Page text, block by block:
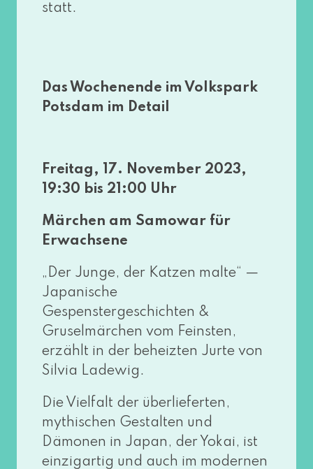
statt.
Das Wochenende im Volkspark
Potsdam im Detail
Freitag, 17. November 2023,
19:30 bis 21:00 Uhr
Märchen am Samowar für
Erwachsene
„Der Junge, der Katzen mal­te“ —
Japanische
Gespenstergeschichten &
Gruselmärchen vom Feinsten,
erzählt in der beheiz­ten Jurte von
Silvia Ladewig.
Die Vielfalt der über­lie­fer­ten,
mythi­schen Gestalten und
Dämonen in Japan, der Yokai, ist
ein­zig­ar­tig und auch im moder­nen